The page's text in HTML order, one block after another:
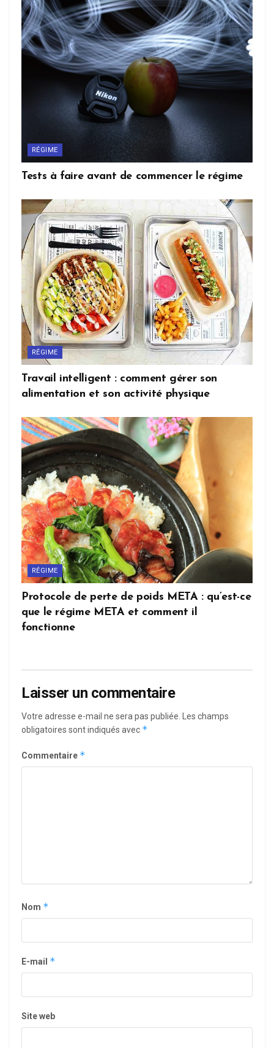
RÉGIME
Tests à faire avant de commencer le régime
RÉGIME
Travail intelligent : comment gérer son
alimentation et son activité physique
RÉGIME
Protocole de perte de poids META : qu’est-ce
que le régime META et comment il
fonctionne
Laisser un commentaire
Votre adresse e-mail ne sera pas publiée. Les champs
obligatoires sont indiqués avec *
Commentaire *
Nom *
E-mail *
Site web